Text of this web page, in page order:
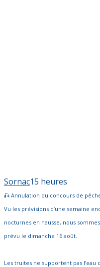
Sornac15 heures
🎣 Annulation du concours de
Vu les prévisions d’une semaine
nocturnes en hausse, nous
prévu le dimanche 16 août.
Les truites ne supportent pas